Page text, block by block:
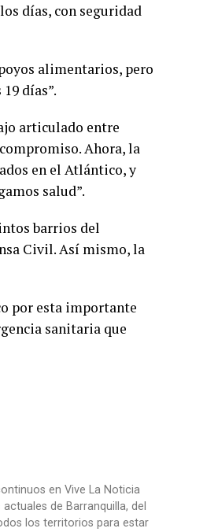
días, con seguridad
alimentarios, pero
días”.
articulado entre
Ahora, la
en el Atlántico, y
salud”.
barrios del
Civil. Así mismo, la
por esta importante
sanitaria que
en Vive La Noticia
de Barranquilla, del
los territorios para estar